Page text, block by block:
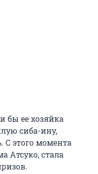
бы ее хозяйка
сиба-ину,
этого момента
Атсуко, стала